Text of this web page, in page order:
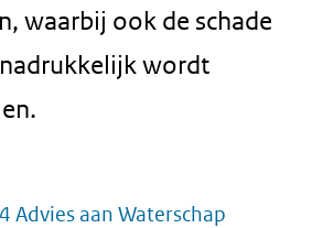
waarbij ook de schade
wordt
Advies aan Waterschap